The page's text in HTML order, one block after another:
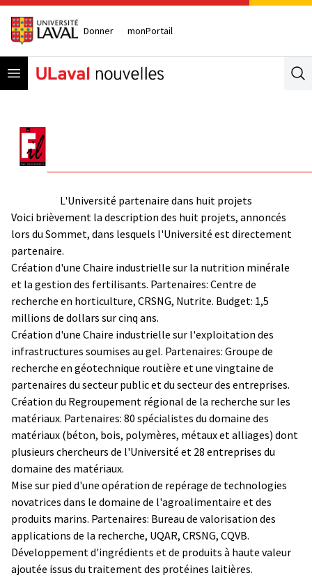
Donner monPortail
Open menu
L'Université partenaire dans huit projets
Voici brièvement la description des huit projets, annoncés
lors du Sommet, dans lesquels l'Université est directement
partenaire.
Création d'une Chaire industrielle sur la nutrition minérale
et la gestion des fertilisants. Partenaires: Centre de
recherche en horticulture, CRSNG, Nutrite. Budget: 1,5
millions de dollars sur cinq ans.
Création d'une Chaire industrielle sur l'exploitation des
infrastructures soumises au gel. Partenaires: Groupe de
recherche en géotechnique routière et une vingtaine de
partenaires du secteur public et du secteur des entreprises.
Création du Regroupement régional de la recherche sur les
matériaux. Partenaires: 80 spécialistes du domaine des
matériaux (béton, bois, polymères, métaux et alliages) dont
plusieurs chercheurs de l'Université et 28 entreprises du
domaine des matériaux.
Mise sur pied d'une opération de repérage de technologies
novatrices dans le domaine de l'agroalimentaire et des
produits marins. Partenaires: Bureau de valorisation des
applications de la recherche, UQAR, CRSNG, CQVB.
Développement d'ingrédients et de produits à haute valeur
ajoutée issus du traitement des protéines laitières.